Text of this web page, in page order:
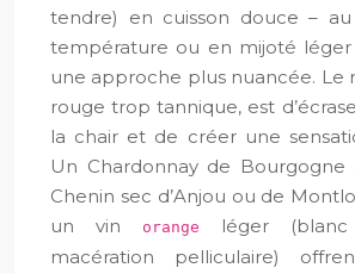
tendre) en cuisson douce –
température ou en mijoté
une approche plus nuancée. Le
rouge trop tannique, est
la chair et de créer une
Un Chardonnay de Bourgogne
Chenin sec d’Anjou ou de
un vin
orange
léger (blanc
macération pelliculaire)